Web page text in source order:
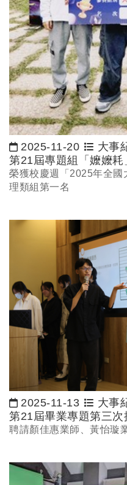
日期：
2025-11-20
大事
第21屆專題組「嬤嬤耗
榮獲校慶週「2025年全國
理類組第一名
日期：
2025-11-13
大事
第21屆畢業專題第三次
聘請顏佳惠業師、黃怡璇